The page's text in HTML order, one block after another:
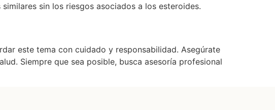
sin los riesgos asociados a los esteroides.
este tema con cuidado y responsabilidad. Asegúrate
Siempre que sea posible, busca asesoría profesional